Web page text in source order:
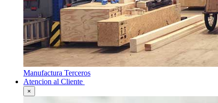
Manufactura Terceros
Atencion al Cliente
×